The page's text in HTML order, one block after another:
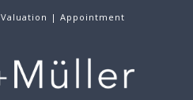
Valuation | Appointment